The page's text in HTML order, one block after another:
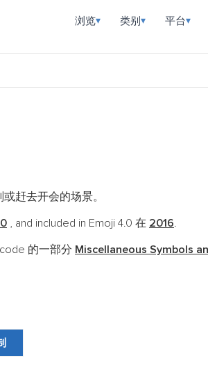
浏览▾ 类别 ▾ 平台▾
赶去开会的场景。
, and included in Emoji 4.0 在 2016.
的一部分 Miscellaneous Symbols